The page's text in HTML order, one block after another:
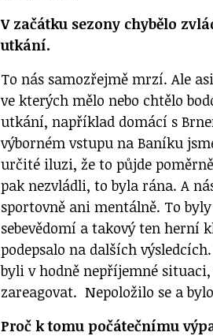
V začátku sezony chybělo
utkání.
To nás samozřejmě mrzí. Ale
ve kterých mělo nebo chtělo
utkání, například domácí s
výborném vstupu na Baníku
určité iluzi, že to půjde
pak nezvládli, to byla rána. A
sportovně ani mentálně. To
sebevědomí a takový ten herní
podepsalo na dalších
byli v hodně nepříjemné
zareagovat. Nepoložilo se a
Proč k tomu počátečnímu